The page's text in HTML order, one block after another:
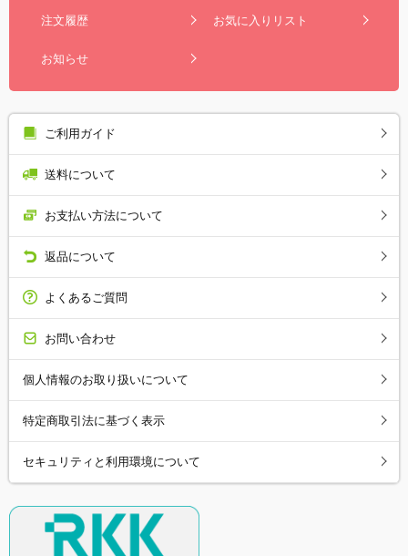
注文履歴 お気に入りリスト
お知らせ
ご利用ガイド
送料について
お支払い方法について
返品について
よくあるご質問
お問い合わせ
個人情報のお取り扱いについて
特定商取引法に基づく表示
セキュリティと利用環境について